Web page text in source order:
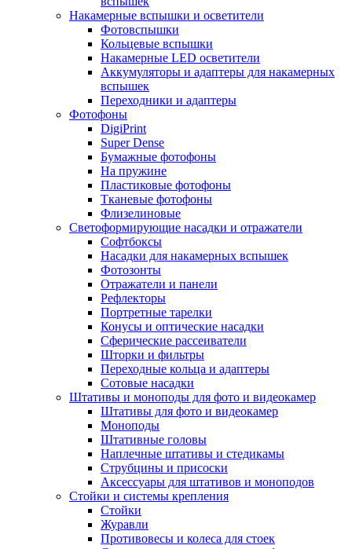
Накамерные вспышки и осветители
Фотовспышки
Кольцевые вспышки
Накамерные LED осветители
Аккумуляторы и адаптеры для накамерных
вспышек
Переходники и адаптеры
Фотофоны
DigiPrint
Super Dense
Бумажные фотофоны
На пружине
Пластиковые фотофоны
Тканевые фотофоны
Флизелиновые
Светоформирующие насадки и отражатели
Софтбоксы
Насадки для накамерных вспышек
Фотозонты
Отражатели и панели
Рефлекторы
Портретные тарелки
Конусы и оптические насадки
Сферические рассеиватели
Шторки и фильтры
Переходные кольца и адаптеры
Сотовые насадки
Штативы и моноподы для фото и видеокамер
Штативы для фото и видеокамер
Моноподы
Штативные головы
Наплечные штативы и стедикамы
Струбцины и присоски
Аксессуары для штативов и моноподов
Стойки и системы крепления
Стойки
Журавли
Противовесы и колеса для стоек